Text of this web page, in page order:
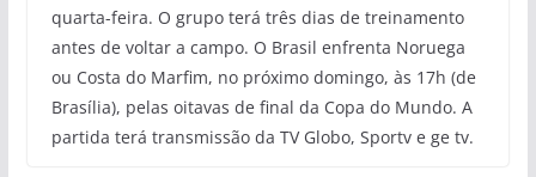
quarta-feira. O grupo terá três dias de treinamento
antes de voltar a campo. O Brasil enfrenta Noruega
ou Costa do Marfim, no próximo domingo, às 17h (de
Brasília), pelas oitavas de final da Copa do Mundo. A
partida terá transmissão da TV Globo, Sportv e ge tv.